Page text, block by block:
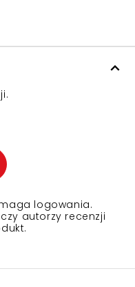
logowania.
autorzy recenzji